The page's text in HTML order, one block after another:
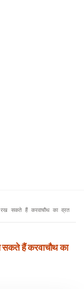
रख सकते हैं करवाचौथ का व्रत
सकते हैं करवाचौथ का